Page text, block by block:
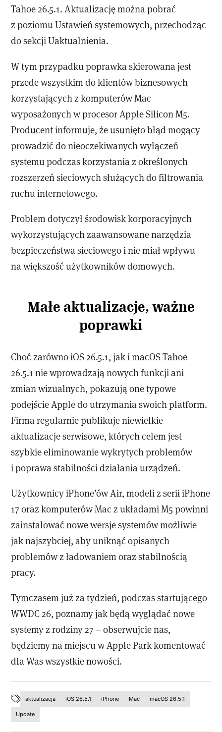
Tahoe 26.5.1. Aktualizację można pobrać
z poziomu Ustawień systemowych, przechodząc
do sekcji Uaktualnienia.
W tym przypadku poprawka skierowana jest
przede wszystkim do klientów biznesowych
korzystających z komputerów Mac
wyposażonych w procesor Apple Silicon M5.
Producent informuje, że usunięto błąd mogący
prowadzić do nieoczekiwanych wyłączeń
systemu podczas korzystania z określonych
rozszerzeń sieciowych służących do filtrowania
ruchu internetowego.
Problem dotyczył środowisk korporacyjnych
wykorzystujących zaawansowane narzędzia
bezpieczeństwa sieciowego i nie miał wpływu
na większość użytkowników domowych.
Małe aktualizacje, ważne
poprawki
Choć zarówno iOS 26.5.1, jak i macOS Tahoe
26.5.1 nie wprowadzają nowych funkcji ani
zmian wizualnych, pokazują one typowe
podejście Apple do utrzymania swoich platform.
Firma regularnie publikuje niewielkie
aktualizacje serwisowe, których celem jest
szybkie eliminowanie wykrytych problemów
i poprawa stabilności działania urządzeń.
Użytkownicy iPhone’ów Air, modeli z serii iPhone
17 oraz komputerów Mac z układami M5 powinni
zainstalować nowe wersje systemów możliwie
jak najszybciej, aby uniknąć opisanych
problemów z ładowaniem oraz stabilnością
pracy.
Tymczasem już za tydzień, podczas startującego
WWDC 26, poznamy jak będą wyglądać nowe
systemy z rodziny 27 – obserwujcie nas,
będziemy na miejscu w Apple Park komentować
dla Was wszystkie nowości.
aktualizacja iOS 26.5.1 iPhone Mac macOS 26.5.1
Update